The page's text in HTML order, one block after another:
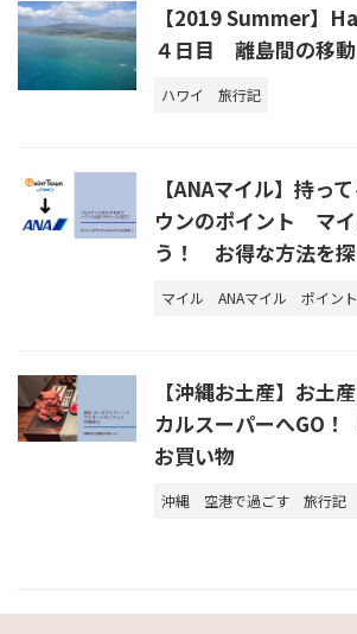
【2019 Summer】
４日目 離島間の移動
ハワイ 旅行記
【ANAマイル】持っ
ウンのポイント マ
う！ お得な方法を
マイル ANAマイル ポイント
【沖縄お土産】お土
カルスーパーへGO！
お買い物
沖縄 空港で過ごす 旅行記